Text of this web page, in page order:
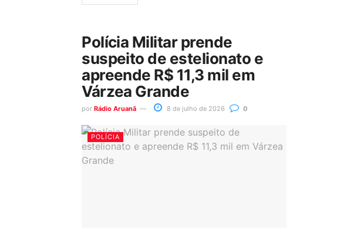
Polícia Militar prende
suspeito de estelionato e
apreende R$ 11,3 mil em
Várzea Grande
por Rádio Aruanã 8 de julho de 2026 0
POLÍCIA